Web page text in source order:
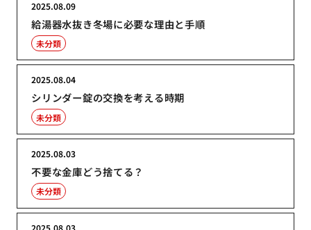
給湯器水抜き冬場に必要な理由と手順
2025.08.09
未分類
シリンダー錠の交換を考える時期
2025.08.04
未分類
不要な金庫どう捨てる？
2025.08.03
未分類
2025.08.03